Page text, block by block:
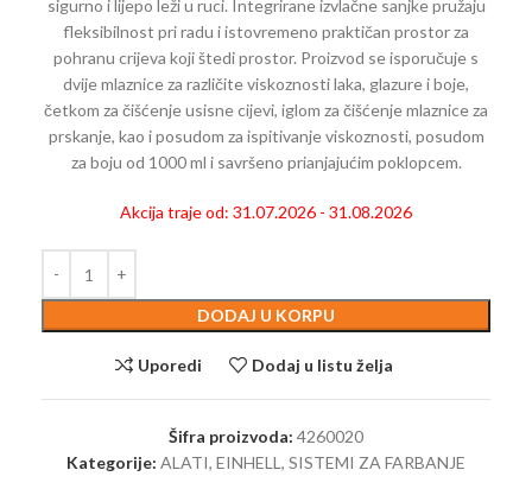
sigurno i lijepo leži u ruci. Integrirane izvlačne sanjke pružaju
fleksibilnost pri radu i istovremeno praktičan prostor za
pohranu crijeva koji štedi prostor. Proizvod se isporučuje s
dvije mlaznice za različite viskoznosti laka, glazure i boje,
četkom za čišćenje usisne cijevi, iglom za čišćenje mlaznice za
prskanje, kao i posudom za ispitivanje viskoznosti, posudom
za boju od 1000 ml i savršeno prianjajućim poklopcem.
Akcija traje od: 31.07.2026 - 31.08.2026
DODAJ U KORPU
Uporedi Dodaj u listu želja
Šifra proizvoda: 4260020
Kategorije: ALATI, EINHELL, SISTEMI ZA FARBANJE